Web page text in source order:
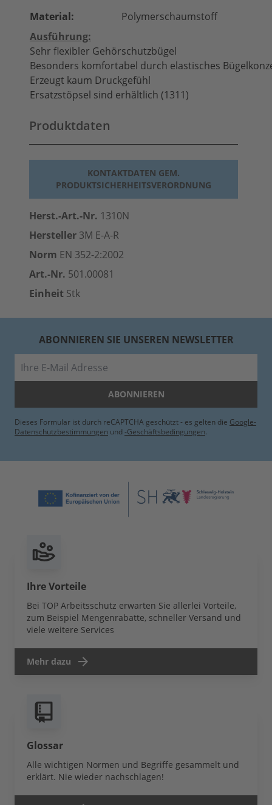
Material:
Polymerschaumstoff
Ausführung:
Sehr flexibler Gehörschutzbügel
Besonders komfortabel durch elastisches
Erzeugt kaum Druckgefühl
Ersatzstöpsel sind erhältlich (1311)
Produktdaten
KONTAKTDATEN GEM.
PRODUKTSICHERHEITSVERORDNUNG
Herst.-Art.-Nr. 1310N
Hersteller 3M E-A-R
Norm EN 352-2:2002
Art.-Nr. 501.00081
Einheit Stk
ABONNIEREN SIE UNSEREN NEWSLETTER
ABONNIEREN
Dieses Formular ist durch reCAPTCHA geschützt - es gelten die Google-
Datenschutzbestimmungen und -Geschäftsbedingungen.
Ihre Vorteile
Bei TOP Arbeitsschutz erwarten Sie allerlei Vorteile,
zum Beispiel Mengenrabatte, schneller Versand und
viele weitere Services
Mehr dazu
Glossar
Alle wichtigen Normen und Begriffe gesammelt und
erklärt. Nie wieder nachschlagen!